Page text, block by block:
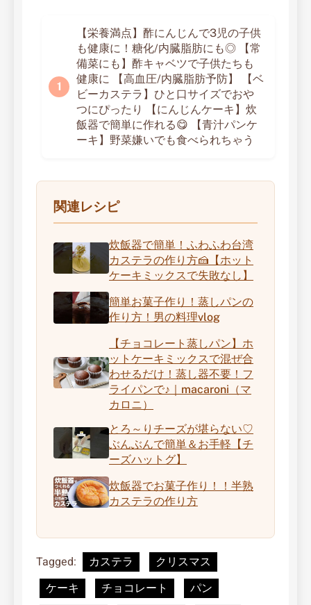
【栄養満点】酢にんじんで3児の子供
も健康に！糖化/内臓脂肪にも◎ 【常
備菜にも】酢キャベツで子供たちも
健康に 【高血圧/内臓脂肪予防】 【ベ
ビーカステラ】ひと口サイズでおや
つにぴったり 【にんじんケーキ】炊
飯器で簡単に作れる😋 【青汁パンケ
ーキ】野菜嫌いでも食べられちゃう
関連レシピ
炊飯器で簡単！ふわふわ台湾
カステラの作り方🍰【ホット
ケーキミックスで失敗なし】
簡単お菓子作り！蒸しパンの
作り方！男の料理vlog
【チョコレート蒸しパン】ホ
ットケーキミックスで混ぜ合
わせるだけ！蒸し器不要！フ
ライパンで♪｜macaroni（マ
カロニ）
とろ～りチーズが堪らない♡
ぶんぶんで簡単＆お手軽【チ
ーズハットグ】
炊飯器でお菓子作り！！半熟
カステラの作り方
Tagged: カステラ
クリスマス
ケーキ
チョコレート
パン